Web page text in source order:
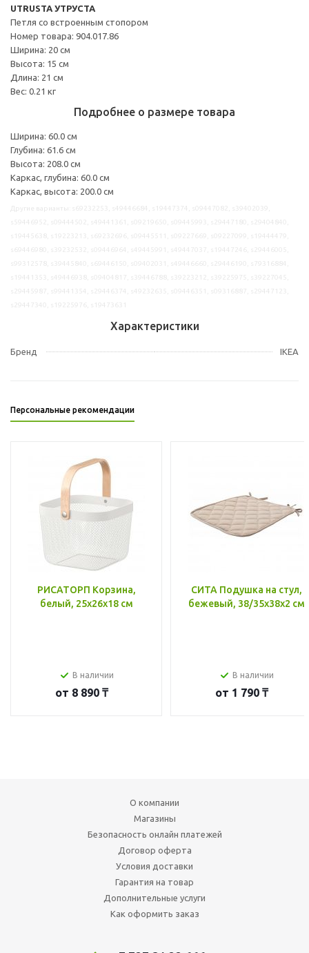
UTRUSTA УТРУСТА
Петля со встроенным стопором
Номер товара: 904.017.86
Ширина: 20 см
Высота: 15 см
Длина: 21 см
Вес: 0.21 кг
Подробнее о размере товара
Ширина: 60.0 см
Глубина: 61.6 см
Высота: 208.0 см
Каркас, глубина: 60.0 см
Каркас, высота: 200.0 см
Характеристики
Бренд IKEA
Персональные рекомендации
РИСАТОРП Корзина,
белый, 25x26x18 см
В наличии
от 8 890 ₸
СИТА Подушка на стул,
бежевый, 38/35x38x2 см
В наличии
от 1 790 ₸
О компании
Магазины
Безопасность онлайн платежей
Договор оферта
Условия доставки
Гарантия на товар
Дополнительные услуги
Как оформить заказ